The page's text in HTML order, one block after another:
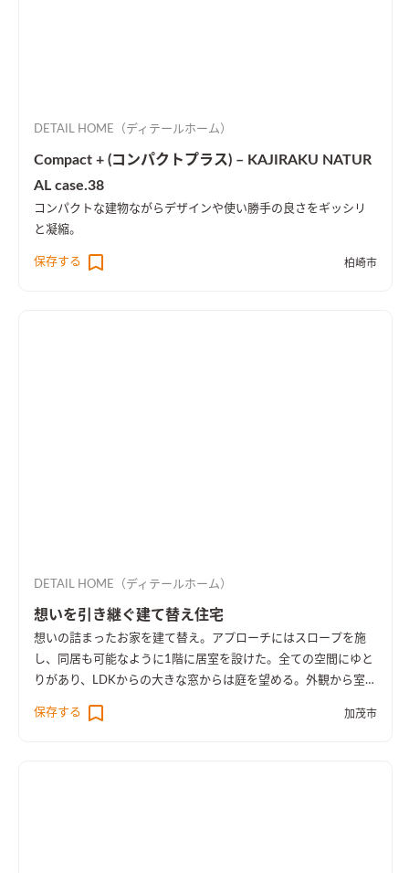
DETAIL HOME（ディテールホーム）
Compact + (コンパクトプラス) – KAJIRAKU NATUR
AL case.38
コンパクトな建物ながらデザインや使い勝手の良さをギッシリ
と凝縮。
保存する 柏崎市
DETAIL HOME（ディテールホーム）
想いを引き継ぐ建て替え住宅
想いの詰まったお家を建て替え。アプローチにはスロープを施
し、同居も可能なように1階に居室を設けた。全ての空間にゆと
りがあり、LDKからの大きな窓からは庭を望める。外観から室内
保存する
加茂市